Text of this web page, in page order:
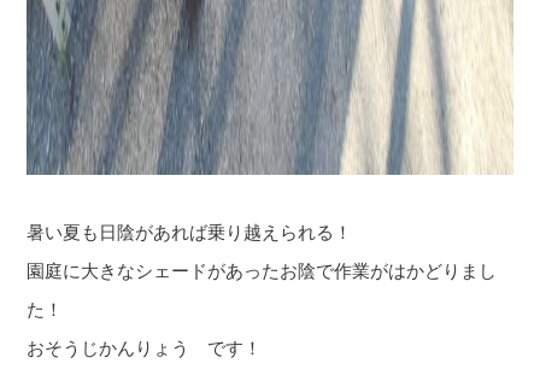
暑い夏も日陰があれば乗り越えられる！
園庭に大きなシェードがあったお陰で作業がはかどりまし
た！
おそうじかんりょう です！